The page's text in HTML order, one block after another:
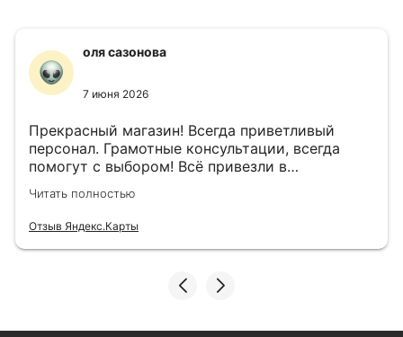
оля сазонова
7 июня 2026
Прекрасный магазин! Всегда приветливый
персонал. Грамотные консультации, всегда
помогут с выбором! Всё привезли в
назначенный день!
Читать полностью
Отзыв Яндекс.Карты